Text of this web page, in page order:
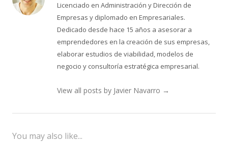
Licenciado en Administración y Dirección de
Empresas y diplomado en Empresariales.
Dedicado desde hace 15 años a asesorar a
emprendedores en la creación de sus empresas,
elaborar estudios de viabilidad, modelos de
negocio y consultoría estratégica empresarial.
View all posts by Javier Navarro →
You may also like...